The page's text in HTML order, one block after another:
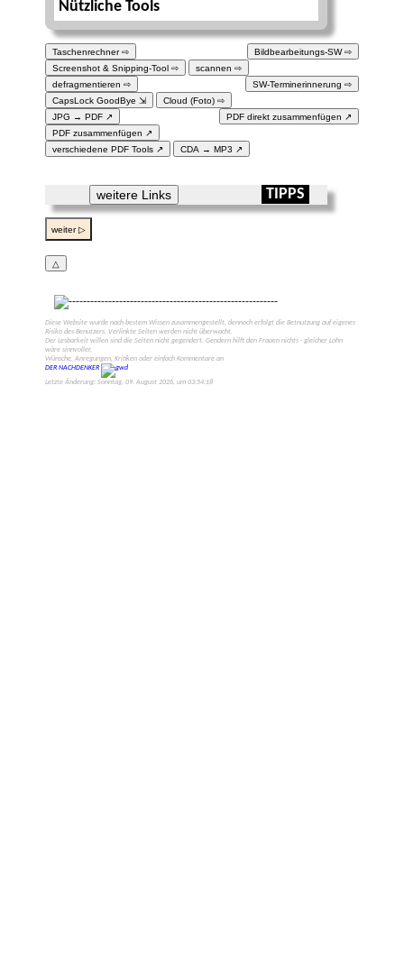
Nützliche Tools
Taschenrechner ⇨
Bildbearbeitungs-SW ⇨
Screenshot & Snipping-Tool ⇨
scannen ⇨
defragmentieren ⇨
SW-Terminerinnerung ⇨
CapsLock GoodBye ⇲
Cloud (Foto) ⇨
JPG → PDF ↗
PDF direkt zusammenfügen ↗
PDF zusammenfügen ↗
verschiedene PDF Tools ↗
CDA → MP3 ↗
weitere Links TIPPS
weiter ▷
△
Diese Web­site wurde nach bestem Wissen zusammen­gestellt, dennoch erfolgt die Be­tnutzung auf eigenes
Risiko des Benut­zers. Verlinkte Seiten werden nicht überwacht.
Der Lesbarkeit willen sind die Seiten nicht gegen­dert. Gendern hilft den Frauen nichts - gleicher Lohn
wäre sinn­voller.
Wünsche, Anregungen, Kritiken oder einfach Kommen­tare an
DER NACHDENKER
Letzte Änderung: Sonntag, 09. August 2026, um 03:54:18